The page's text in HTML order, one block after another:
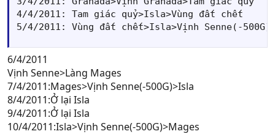
4/4/2011: Tam giác quỷ>Isla>Vùng đất chết
5/4/2011: Vùng đất chết>Isla>Vịnh Senne(-500G)
6/4/2011
Vịnh Senne>Làng Mages
7/4/2011:Mages>Vịnh Senne(-500G)>Isla
8/4/2011:Ở lại Isla
9/4/2011:Ở lại Isla
10/4/2011:Isla>Vịnh Senne(-500G)>Mages